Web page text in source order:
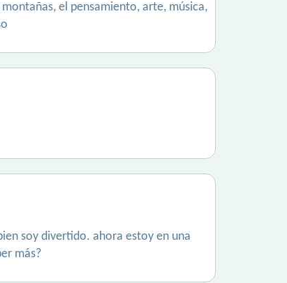
el pensamiento, arte, música,
soy divertido. ahora estoy en una
más?